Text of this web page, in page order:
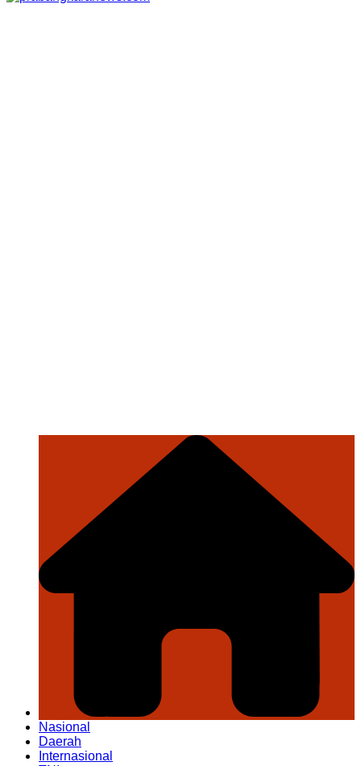
Nasional
Daerah
Internasional